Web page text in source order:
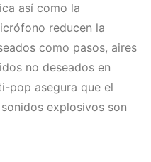
así como la
reducen la
como pasos, aires
no deseados en
pop asegura que el
explosivos son